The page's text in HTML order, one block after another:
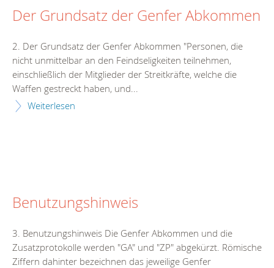
Der Grundsatz der Genfer Abkommen
2. Der Grundsatz der Genfer Abkommen "Personen, die
nicht unmittelbar an den Feindseligkeiten teilnehmen,
einschließlich der Mitglieder der Streitkräfte, welche die
Waffen gestreckt haben, und...
Weiterlesen
Benutzungshinweis
3. Benutzungshinweis Die Genfer Abkommen und die
Zusatzprotokolle werden "GA" und "ZP" abgekürzt. Römische
Ziffern dahinter bezeichnen das jeweilige Genfer